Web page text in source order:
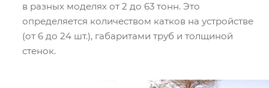
в разных моделях от 2 до 63 тонн. Это
определяется количеством катков на устройстве
(от 6 до 24 шт.), габаритами труб и толщиной
стенок.